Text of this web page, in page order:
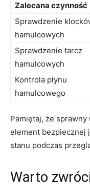
Zalecana czynność
Sprawdzenie
hamulcowych
Sprawdzenie‍ tarcz
hamulcowych
Kontrola płynu
hamulcowego
Pamiętaj, że
element ‌bezpiecznej
stanu podczas
Warto